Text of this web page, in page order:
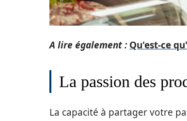
A lire également : Qu'est-ce
La passion des
La capacité à partager votre